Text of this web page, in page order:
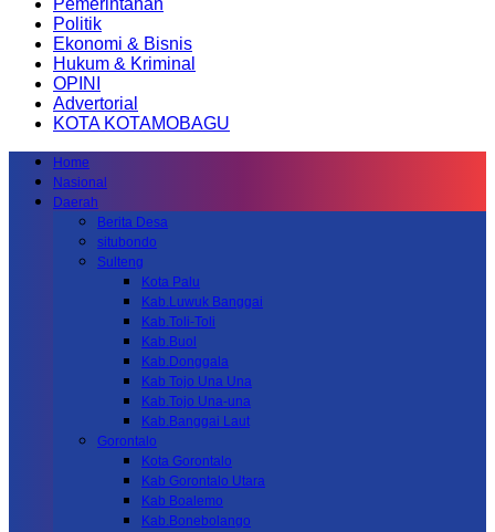
Pemerintahan
Politik
Ekonomi & Bisnis
Hukum & Kriminal
OPINI
Advertorial
KOTA KOTAMOBAGU
Home
Nasional
Daerah
Berita Desa
situbondo
Sulteng
Kota Palu
Kab.Luwuk Banggai
Kab.Toli-Toli
Kab.Buol
Kab.Donggala
Kab Tojo Una Una
Kab.Tojo Una-una
Kab.Banggai Laut
Gorontalo
Kota Gorontalo
Kab Gorontalo Utara
Kab Boalemo
Kab.Bonebolango